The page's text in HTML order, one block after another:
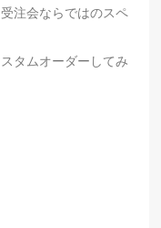
注会ならではのスペ
タムオーダーしてみ